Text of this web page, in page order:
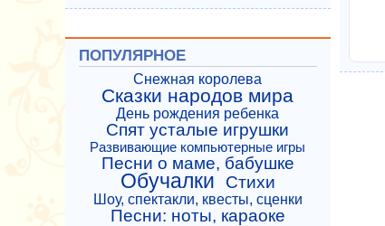
ПОПУЛЯРНОЕ
Снежная королева
Сказки народов мира
День рождения ребенка
Спят усталые игрушки
Развивающие компьютерные игры
Песни о маме, бабушке
Обучалки Стихи
Шоу, спектакли, квесты, сценки
Песни: ноты, караоке